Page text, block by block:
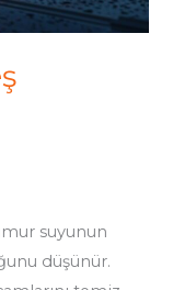
suyunun
düşünür.